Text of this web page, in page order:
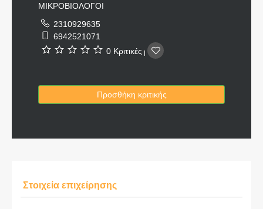
ΜΙΚΡΟΒΙΟΛΟΓΟΙ
2310929635
6942521071
0 Κριτικές |
Προσθήκη κριτικής
Στοιχεία επιχείρησης